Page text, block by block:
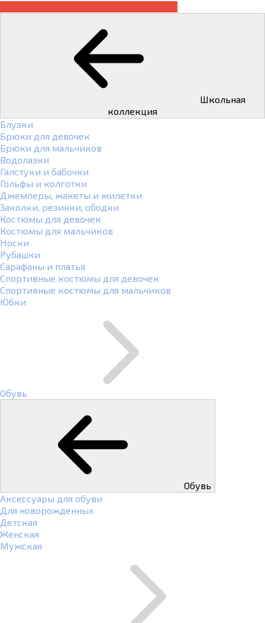
коллекция
Блузки
Брюки для девочек
Брюки для мальчиков
Водолазки
Галстуки и бабочки
Гольфы и колготки
Джемперы, жакеты и жилетки
Заколки, резинки, ободки
Костюмы для девочек
Костюмы для мальчиков
Носки
Рубашки
Сарафаны и платья
Спортивные костюмы для девочек
Спортивные костюмы для мальчиков
Юбки
Обувь
Обувь
Аксессуары для обуви
Для новорожденных
Детская
Женская
Мужская